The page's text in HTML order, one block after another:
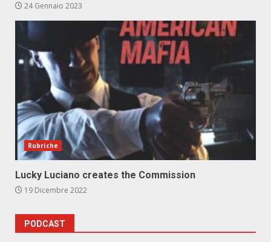
24 Gennaio 2023
Rubriche
Lucky Luciano creates the Commission
19 Dicembre 2022
PODCAST